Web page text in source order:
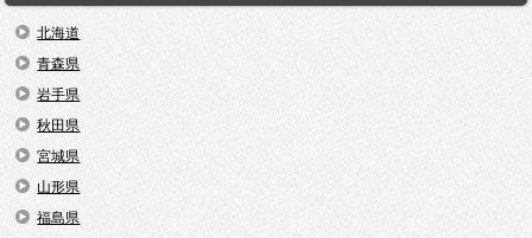
北海道
青森県
岩手県
秋田県
宮城県
山形県
福島県